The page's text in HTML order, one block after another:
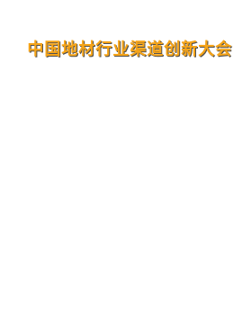
中国地材行业渠道创新大会